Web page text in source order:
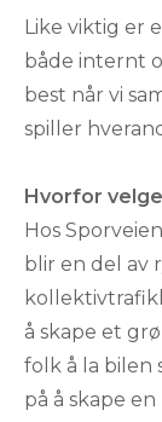
Like viktig er
både internt
best når vi
spiller
Hvorfor
Hos
blir en del av
å skape et
folk å la bilen
på å skape